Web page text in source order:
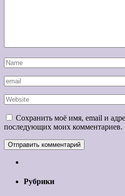
Сохранить моё имя, email и
последующих моих комментариев.
Рубрики